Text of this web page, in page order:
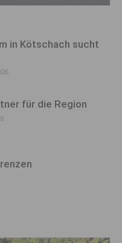
in Kötschach sucht
für die Region